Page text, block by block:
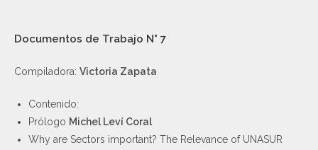
Documentos de Trabajo N° 7
Compiladora: Victoria Zapata
Contenido:
Prólogo Michel Leví Coral
Why are Sectors important? The Relevance of UNASUR